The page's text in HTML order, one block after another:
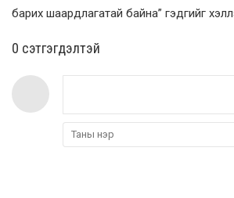
барих шаардлагатай байна” гэдгийг
0 cэтгэгдэлтэй